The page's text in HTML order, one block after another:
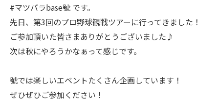
#マツバラbase號 です。
先日、第3回のプロ野球観戦ツアーに行ってきました！
ご参加頂いた皆さまありがとうございました♪
次は秋にやろうかなぁって感じです。
號では楽しいエベントたくさん企画しています！
ぜひぜひご参加ください！